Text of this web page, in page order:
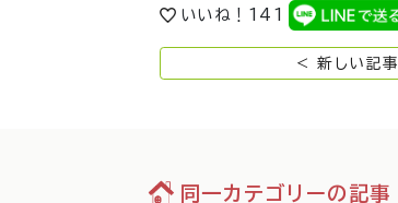
いいね！ 141
< 新しい記事
同一カテゴリーの記事